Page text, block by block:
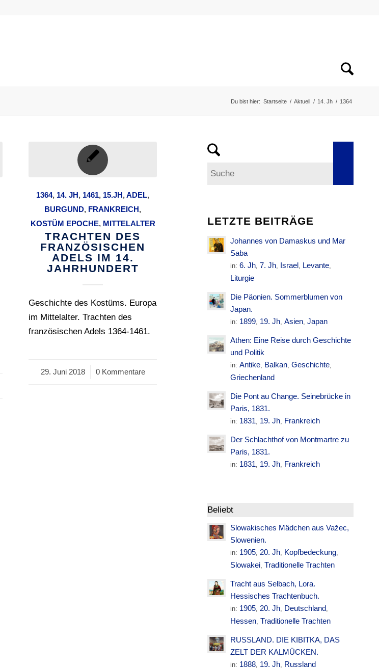
Du bist hier: Startseite / Aktuell / 14. Jh / 1364
1364, 14. JH, 1461, 15.JH,ADEL,
BURGUND, FRANKREICH,
KOSTÜM EPOCHE, MITTELALTER
TRACHTEN DES
FRANZÖSISCHEN
ADELS IM 14.
JAHRHUNDERT
Geschichte des Kostüms. Europa
im Mittelalter. Trachten des
französischen Adels 1364-1461.
29. Juni 2018
/ 0 Kommentare
LETZTE BEITRÄGE
Johannes von Damaskus und Mar
Saba
in:6. Jh, 7. Jh, Israel, Levante,
Liturgie
Die Päonien. Sommerblumen von
Japan.
in: 1899, 19. Jh,Asien,Japan
Athen: Eine Reise durch Geschichte
und Politik
in:Antike, Balkan,Geschichte,
Griechenland
Die Pont au Change. Seinebrücke in
Paris, 1831.
in: 1831, 19. Jh, Frankreich
Der Schlachthof von Montmartre zu
Paris, 1831.
in: 1831, 19. Jh, Frankreich
Beliebt
Slowakisches Mädchen aus Važec,
Slowenien.
in: 1905,20. Jh, Kopfbedeckung,
Slowakei, Traditionelle Trachten
Tracht aus Selbach, Lora.
Hessisches Trachtenbuch.
in: 1905,20. Jh, Deutschland,
Hessen, Traditionelle Trachten
RUSSLAND. DIE KIBITKA, DAS
ZELT DER KALMÜCKEN.
in: 1888, 19. Jh, Russland